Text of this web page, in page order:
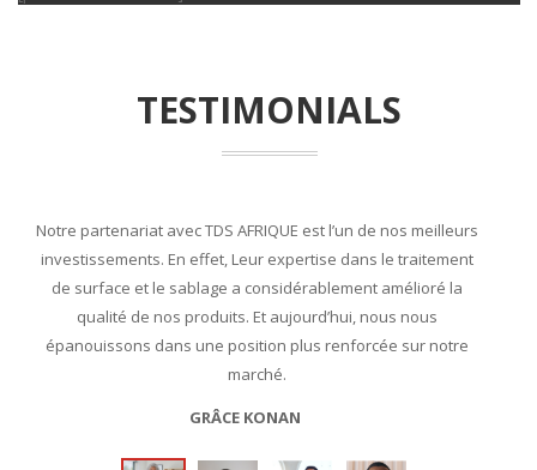
TESTIMONIALS
Notre partenariat avec TDS AFRIQUE est l’un de nos meilleurs
investissements. En effet, Leur expertise dans le traitement
de surface et le sablage a considérablement amélioré la
qualité de nos produits. Et aujourd’hui, nous nous
épanouissons dans une position plus renforcée sur notre
marché.
GRÂCE KONAN
En tant que leader de l’industrie, nous ne faisons confiance
qu’aux meilleurs. TDS AFRIQUE a su répondre à nos normes
rigoureuses en matière de qualité de traitement de surface.
HANS DIALLO